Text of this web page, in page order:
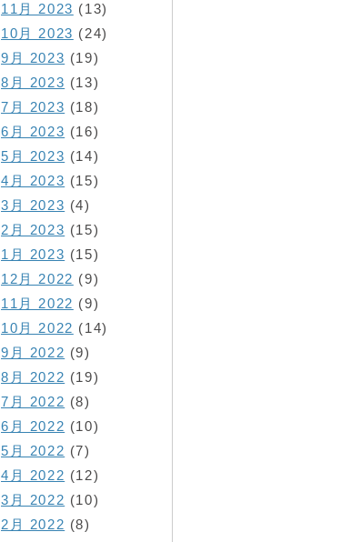
11月 2023 (13)
10月 2023 (24)
9月 2023 (19)
8月 2023 (13)
7月 2023 (18)
6月 2023 (16)
5月 2023 (14)
4月 2023 (15)
3月 2023 (4)
2月 2023 (15)
1月 2023 (15)
12月 2022 (9)
11月 2022 (9)
10月 2022 (14)
9月 2022 (9)
8月 2022 (19)
7月 2022 (8)
6月 2022 (10)
5月 2022 (7)
4月 2022 (12)
3月 2022 (10)
2月 2022 (8)